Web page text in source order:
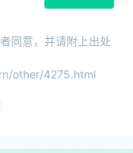
同意，并请附上出处
other/4275.html